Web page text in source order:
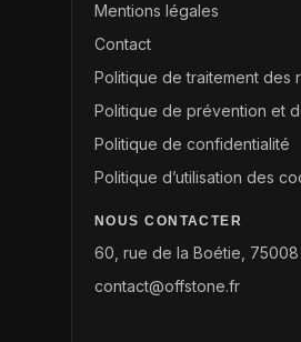
Mentions légales
Contact
Politique de traitement des
Politique de prévention et
Politique de confidentialité
Politique d’utilisation des
NOUS CONTACTER
60, rue de la Boétie, 75008
contact@offstone.fr